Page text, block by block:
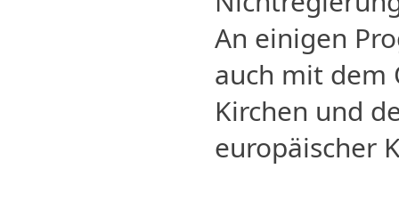
An einigen
auch mit dem
Kirchen und
europäischer